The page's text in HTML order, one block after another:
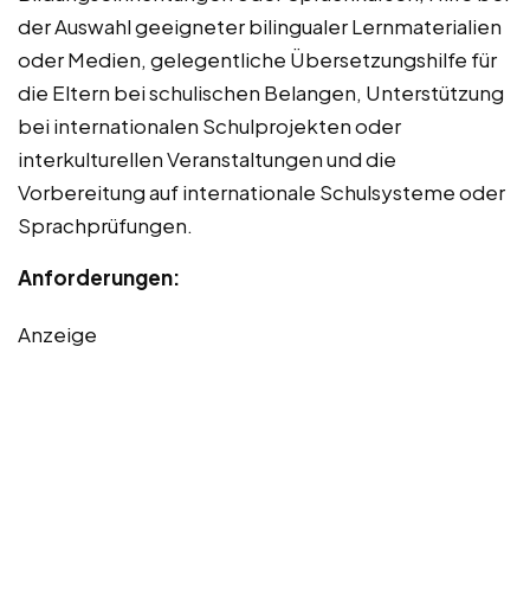
der Auswahl geeigneter bilingualer Lernmaterialien
oder Medien, gelegentliche Übersetzungshilfe für
die Eltern bei schulischen Belangen, Unterstützung
bei internationalen Schulprojekten oder
interkulturellen Veranstaltungen und die
Vorbereitung auf internationale Schulsysteme oder
Sprachprüfungen.
Anforderungen:
Anzeige